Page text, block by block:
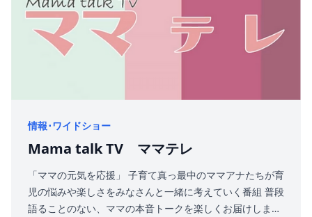
出することができます。 https://www.tv-
hokkaido.co.jp/special/201602chumoku/ 【ご留意事
項】 ・ご希望の放送日の４０日前までにご連絡お願いいた
します。 ・放送日及び放送時間は、ご相談の上、決定いた
らご指定いただいた場所でのＥＮＧ収録となります。撮影
場所は札幌市内または札幌近郊とさせていただきます。撮
影日数は原則１日となります。 ・貴社からご指定いただい
た撮影場所に関して、第三者からの許可が必要な場合や別
途費用が発生する場合は、貴社にてご調整・ご手配くださ
い。 ・撮影に使用する商品や宣材ツールについては、貴社
情報･ワイドショー
Mama talk TV ママテレ
「ママの元気を応援」 子育て真っ最中のママアナたちが育
児の悩みや楽しさをみなさんと一緒に考えていく番組 普段
語ることのない、ママの本音トークを楽しくお届けします